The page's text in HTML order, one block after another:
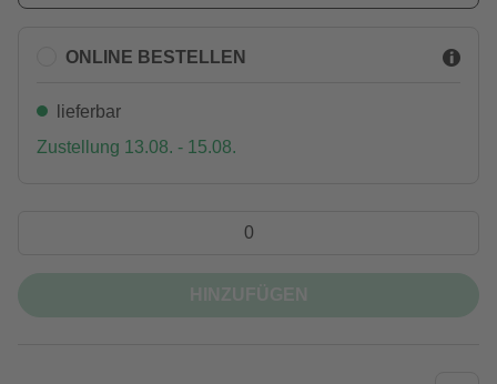
ONLINE BESTELLEN
lieferbar
Zustellung 13.08. - 15.08.